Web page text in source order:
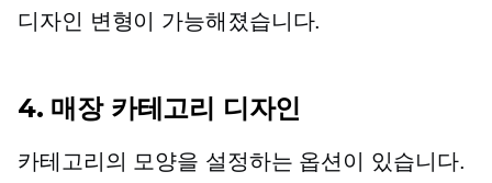
디자인 변형이 가능해졌습니다.
4. 매장 카테고리 디자인
카테고리의 모양을 설정하는 옵션이 있습니다.